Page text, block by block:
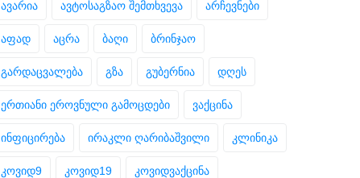
ავარია ავტოსაგზაო შემთხვევა არჩევნები
აფად აცრა ბაღი ბრინჯაო
გარდაცვალება გზა გუბერნია დღეს
ერთიანი ეროვნული გამოცდები ვაქცინა
ინფიცირება ირაკლი ღარიბაშვილი კლინიკა
კოვიდ9 კოვიდ19 კოვიდვაქცინა